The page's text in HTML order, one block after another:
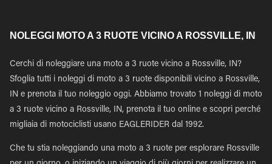
NOLEGGI MOTO A 3 RUOTE VICINO A ROSSVILLE, IN
Cerchi di noleggiare una moto a 3 ruote vicino a Rossville, IN?
Sfoglia tutti i noleggi di moto a 3 ruote disponibili vicino a Rossville,
IN e prenota il tuo noleggio oggi. Abbiamo trovato 1 noleggi di moto
a 3 ruote vicino a Rossville, IN, prenota il tuo online e scopri perché
migliaia di motociclisti usano EAGLERIDER dal 1992.
Che tu stia noleggiando una moto a 3 ruote per esplorare Rossville